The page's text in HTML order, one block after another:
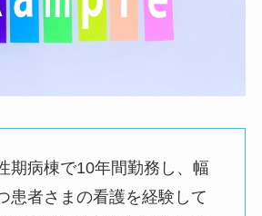
期病棟で10年間勤務し、幅
患者さまの看護を経験して